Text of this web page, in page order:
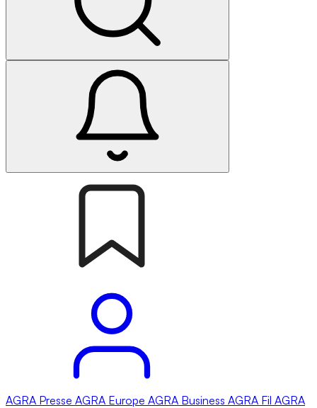
AGRA Presse AGRA Europe AGRA Business AGRA Fil AGRA